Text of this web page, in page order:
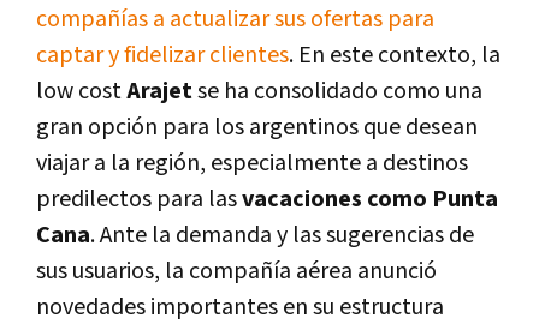
compañías a actualizar sus ofertas para
captar y fidelizar clientes. En este contexto, la
low costArajetse ha consolidado como una
gran opción para los argentinos que desean
viajar a la región, especialmente a destinos
predilectos para lasvacaciones como Punta
Cana. Ante la demanda y las sugerencias de
sus usuarios, la compañía aérea anunció
novedades importantes en su estructura